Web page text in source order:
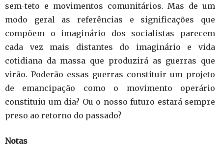
sem-teto e movimentos comunitários. Mas de um
modo geral as referências e significações que
compõem o imaginário dos socialistas parecem
cada vez mais distantes do imaginário e vida
cotidiana da massa que produzirá as guerras que
virão. Poderão essas guerras constituir um projeto
de emancipação como o movimento operário
constituiu um dia? Ou o nosso futuro estará sempre
preso ao retorno do passado?
Notas